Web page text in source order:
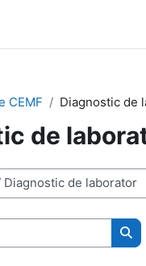
CEMF Diagnostic de
de